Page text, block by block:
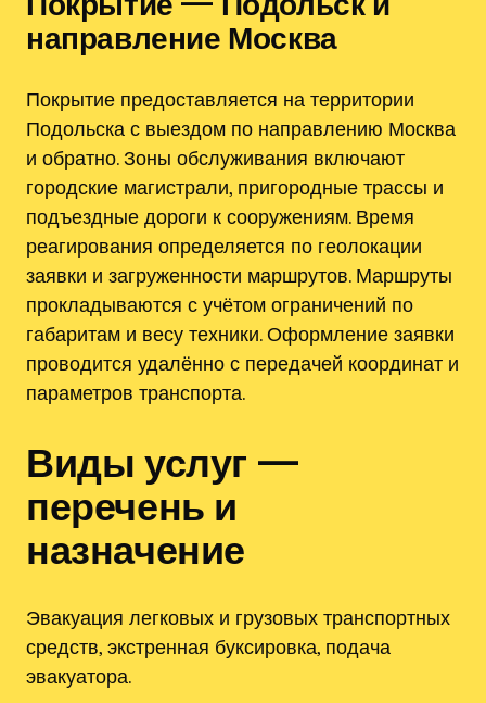
направление Москва
Покрытие предоставляется на территории
Подольска с выездом по направлению Москва
и обратно. Зоны обслуживания включают
городские магистрали, пригородные трассы и
подъездные дороги к сооружениям. Время
реагирования определяется по геолокации
заявки и загруженности маршрутов. Маршруты
прокладываются с учётом ограничений по
габаритам и весу техники. Оформление заявки
проводится удалённо с передачей координат и
параметров транспорта.
Виды услуг —
перечень и
назначение
Эвакуация легковых и грузовых транспортных
средств, экстренная буксировка, подача
эвакуатора.